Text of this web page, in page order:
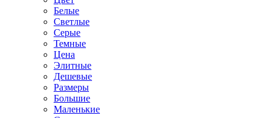
Белые
Светлые
Серые
Темные
Цена
Элитные
Дешевые
Размеры
Большие
Маленькие